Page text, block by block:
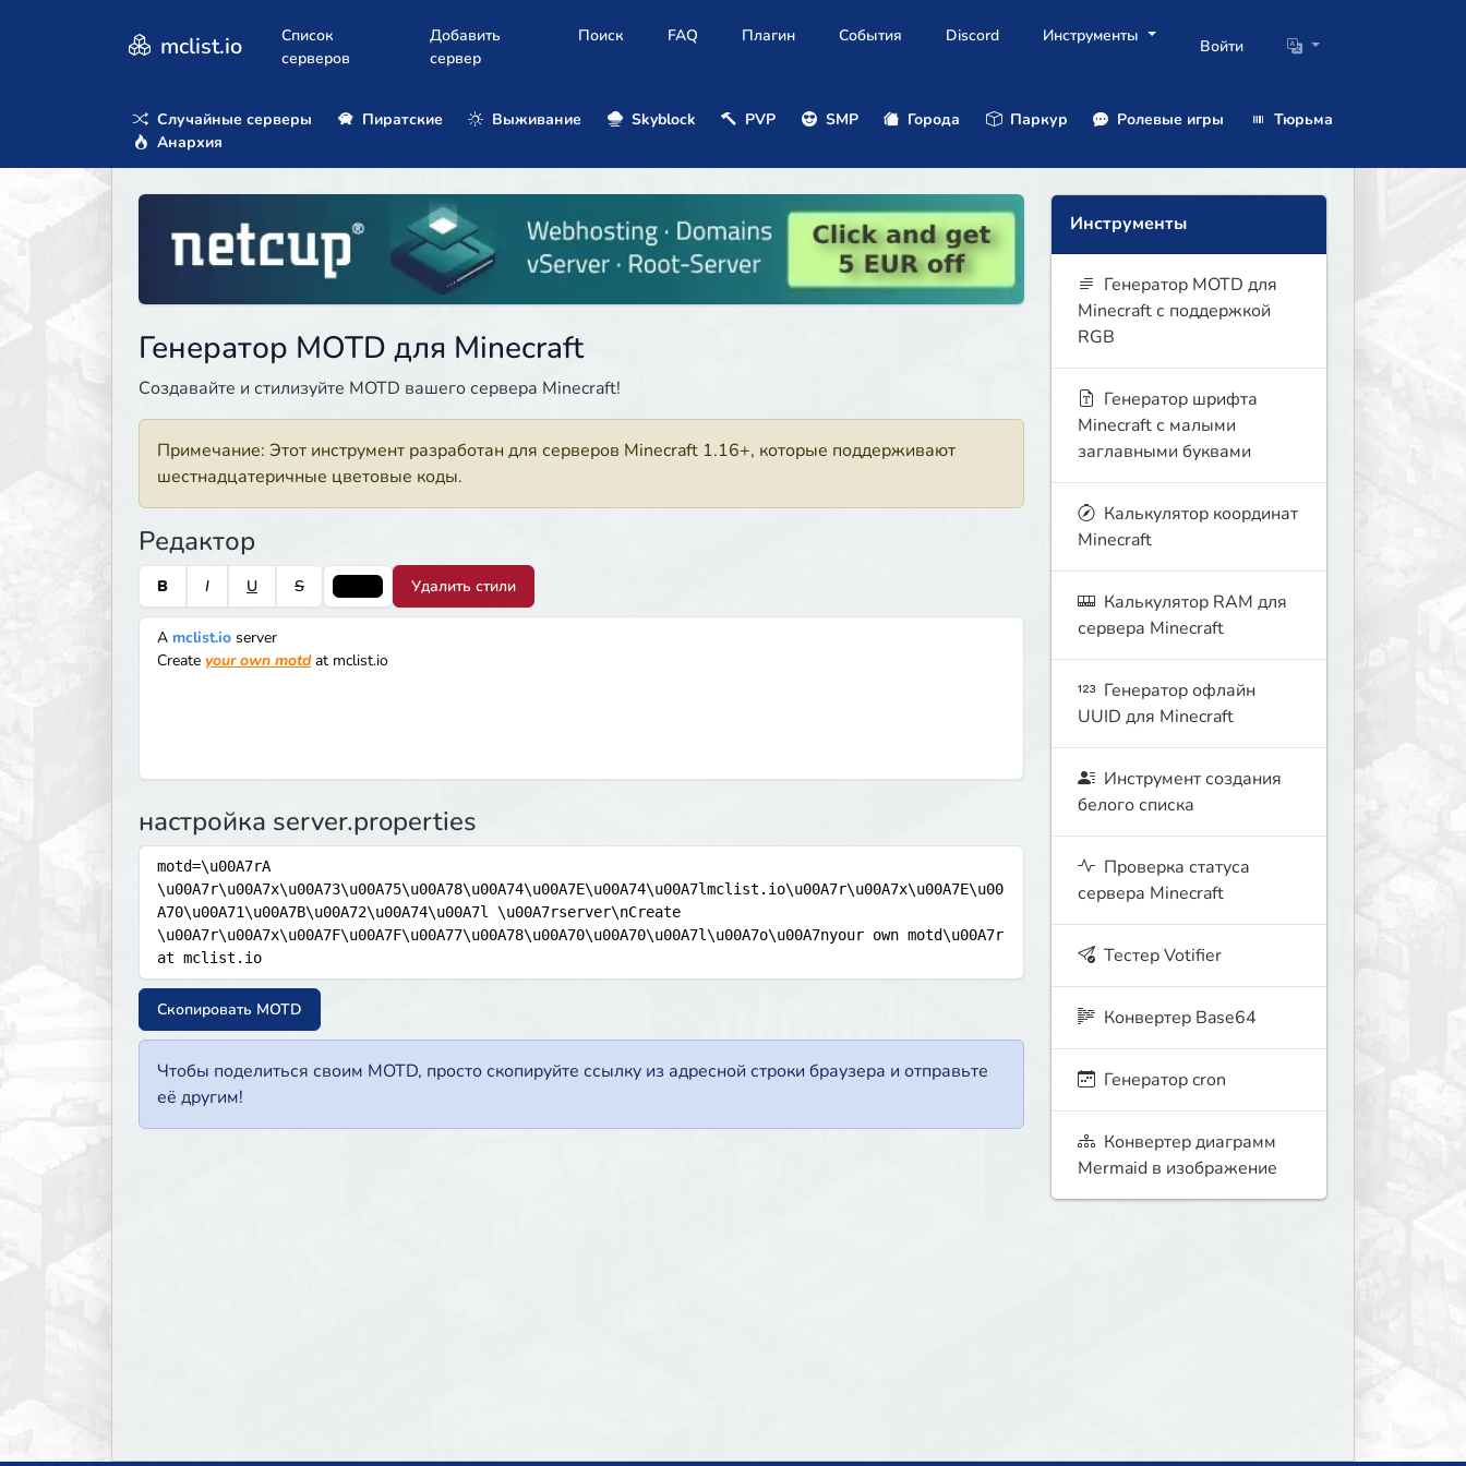
mclist.io
Список
серверов
Добавить
сервер
Поиск FAQ Плагин События Discord Инструменты
Войти
Случайные серверы Пиратские Выживание Skyblock PVP SMP Города Паркур Ролевые игры
Тюрьма
Анархия
Генератор MOTD для Minecraft
Создавайте и стилизуйте MOTD вашего сервера Minecraft!
Примечание: Этот инструмент разработан для серверов Minecraft 1.16+, которые поддерживают
шестнадцатеричные цветовые коды.
Редактор
B I U S Удалить стили
A mclist.io server
Create your own motdat mclist.io
настройка server.properties
motd=\u00A7rA
\u00A7r\u00A7x\u00A73\u00A75\u00A78\u00A74\u00A7E\u00A74\u00A7lmclist.io\u00A7r\u00A7x\u00A7E\u00
A70\u00A71\u00A7B\u00A72\u00A74\u00A7l \u00A7rserver\nCreate
\u00A7r\u00A7x\u00A7F\u00A7F\u00A77\u00A78\u00A70\u00A70\u00A7l\u00A7o\u00A7nyour own motd\u00A7r
at mclist.io
Скопировать MOTD
Чтобы поделиться своим MOTD, просто скопируйте ссылку из адресной строки браузера и отправьте
её другим!
Инструменты
Генератор MOTD для
Minecraft с поддержкой
RGB
Генератор шрифта
Minecraft с малыми
заглавными буквами
Калькулятор координат
Minecraft
Калькулятор RAM для
сервера Minecraft
Генератор офлайн
UUID для Minecraft
Инструмент создания
белого списка
Проверка статуса
сервера Minecraft
Тестер Votifier
Конвертер Base64
Генератор cron
Конвертер диаграмм
Mermaid в изображение